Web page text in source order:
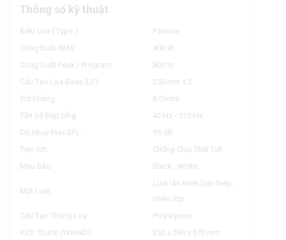
Thông số kỹ thuật
Kiểu Loa ( Type ):
Passive
Công Suất RMS:
400 W
Công Suất Peak / Program:
800 W
Cấu Tạo Loa Bass (LF):
250 mm x 2
Trở Kháng:
8 Ohms
Tần Số Đáp Ứng:
42 Hz - 120 Hz
Độ Nhạy Max SPL:
95 dB
Tiện ích:
Chống Chịu Thời Tiết
Màu Sắc:
Black , White
Mặt Lưới:
Lưới tản nhiệt bọc thép,
nhiều lớp
Cấu Tạo Thùng Loa:
Polystyrene
Kích Thước (WxHxD):
355 x 590 x 570 mm